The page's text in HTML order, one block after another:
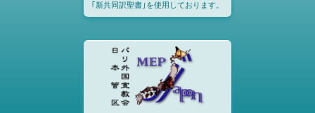
｢新共同訳聖書｣を使用しております。